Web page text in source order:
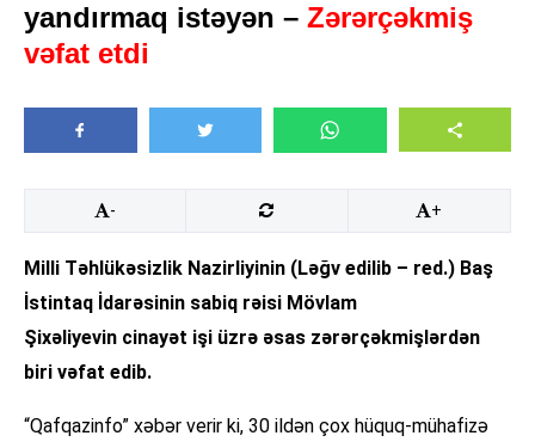
yandırmaq istəyən – Zərərçəkmiş
vəfat etdi
- +
Milli Təhlükəsizlik Nazirliyinin (Ləğv edilib – red.) Baş
İstintaq İdarəsinin sabiq rəisi Mövlam
Şixəliyevin cinayət işi üzrə əsas zərərçəkmişlərdən
biri vəfat edib.
“Qafqazinfo” xəbər verir ki, 30 ildən çox hüquq-mühafizə